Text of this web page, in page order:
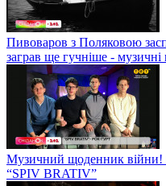
Пивоваров з Поляковою
заграв ще гучніше -
Музичний щоденник війни!
“SPIV BRATIV”